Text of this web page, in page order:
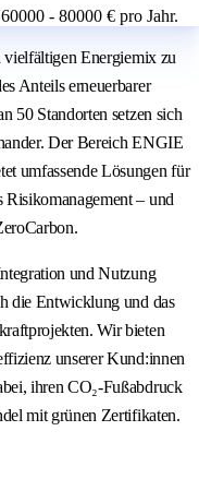
- 80000 € pro Jahr.
Energiemix zu
Anteils erneuerbarer
50 Standorten setzen sich
Der Bereich ENGIE
umfassende Lösungen für
– und
und Nutzung
die Entwicklung und das
Wir bieten
unserer Kund:innen
ihren CO₂-Fußabdruck
mit grünen Zertifikaten.